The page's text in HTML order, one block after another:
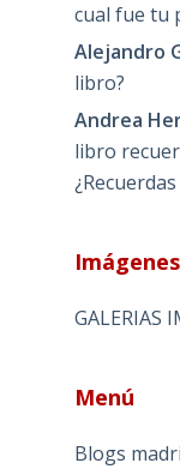
cual fue tu
Alejandro
libro?
Andrea
libro
GALERIAS
Menú
Blogs